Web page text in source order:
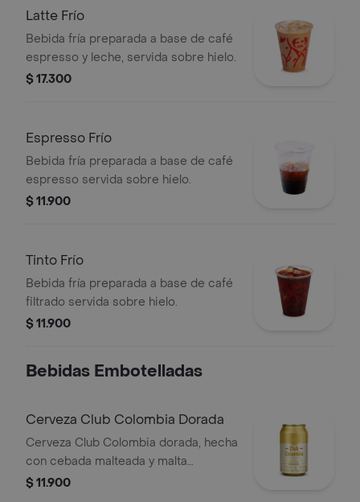
Latte Frío
Bebida fría preparada a base de café
espresso y leche, servida sobre hielo.
$ 17.300
Espresso Frío
Bebida fría preparada a base de café
espresso servida sobre hielo.
$ 11.900
Tinto Frío
Bebida fría preparada a base de café
filtrado servida sobre hielo.
$ 11.900
Bebidas Embotelladas
Cerveza Club Colombia Dorada
Cerveza Club Colombia dorada, hecha
con cebada malteada y malta
caramelo, en presentación de lata por
$ 11.900